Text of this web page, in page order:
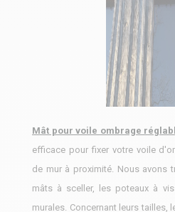
Mât pour voile ombrage
efficace pour fixer votre voile
de mur à proximité. Nous avons
mâts à sceller, les poteaux à
murales. Concernant leurs tailles,